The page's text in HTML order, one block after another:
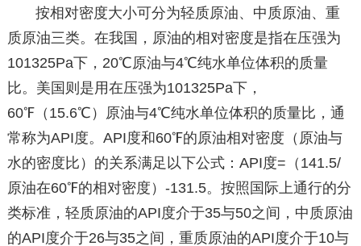
按相对密度大小可分为轻质原油、中质原油、重
质原油三类。在我国，原油的相对密度是指在压强为
101325Pa下，20℃原油与4℃纯水单位体积的质量
比。美国则是用在压强为101325Pa下，
60℉（15.6℃）原油与4℃纯水单位体积的质量比，通
常称为API度。API度和60℉的原油相对密度（原油与
水的密度比）的关系满足以下公式：API度=（141.5/
原油在60℉的相对密度）-131.5。按照国际上通行的分
类标准，轻质原油的API度介于35与50之间，中质原油
的API度介于26与35之间，重质原油的API度介于10与